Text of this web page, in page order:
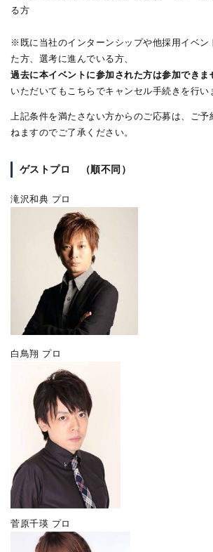
る方
※既に当社のインターンシップや他採用イベン
た方、選考に進んでいる方、
過去に本イベントに参加された方は参加できま
いただいてもこちらでキャンセル手続きを行い
上記条件を満たさない方からのご応募は、ご
ねますのでご了承ください。
ゲストプロ （順不同）
滝沢和典 プロ
白鳥翔 プロ
菅原千瑛 プロ